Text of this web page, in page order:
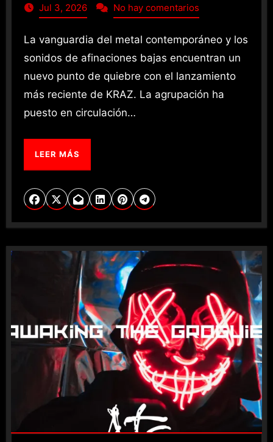
Jul 3, 2026 No hay comentarios
La vanguardia del metal contemporáneo y los
sonidos de afinaciones bajas encuentran un
nuevo punto de quiebre con el lanzamiento
más reciente de KRAZ. La agrupación ha
puesto en circulación…
LEER MÁS